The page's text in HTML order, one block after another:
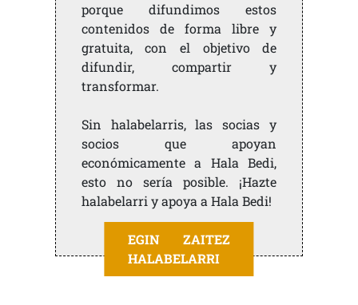
porque difundimos estos
contenidos de forma libre y
gratuita, con el objetivo de
difundir, compartir y
transformar.
Sin halabelarris, las socias y
socios que apoyan
económicamente a Hala Bedi,
esto no sería posible. ¡Hazte
halabelarri y apoya a Hala Bedi!
EGIN ZAITEZ
HALABELARRI